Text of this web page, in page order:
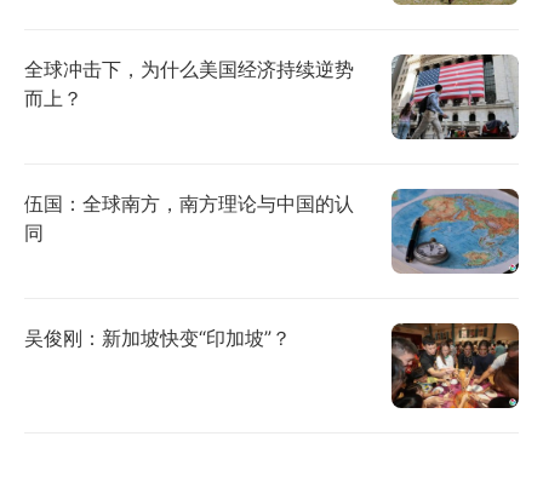
全球冲击下，为什么美国经济持续逆势
而上？
伍国：全球南方，南方理论与中国的认
同
吴俊刚：新加坡快变“印加坡”？